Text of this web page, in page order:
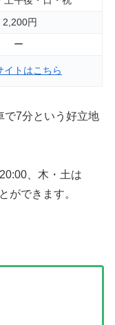
2,200円
ー
イトはこちら
で7分という好立地
、木・土は
ができます。